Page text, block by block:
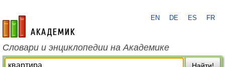
academic.ru
EN DE ES FR
Словари и энциклопедии на Академике